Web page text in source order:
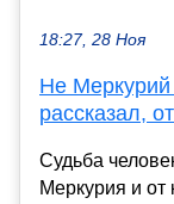
18:27, 28 Ноя
Не
рассказал,
Судьба
Меркурия и от